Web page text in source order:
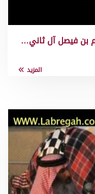
بن فيصل آل ثاني…
المزيد